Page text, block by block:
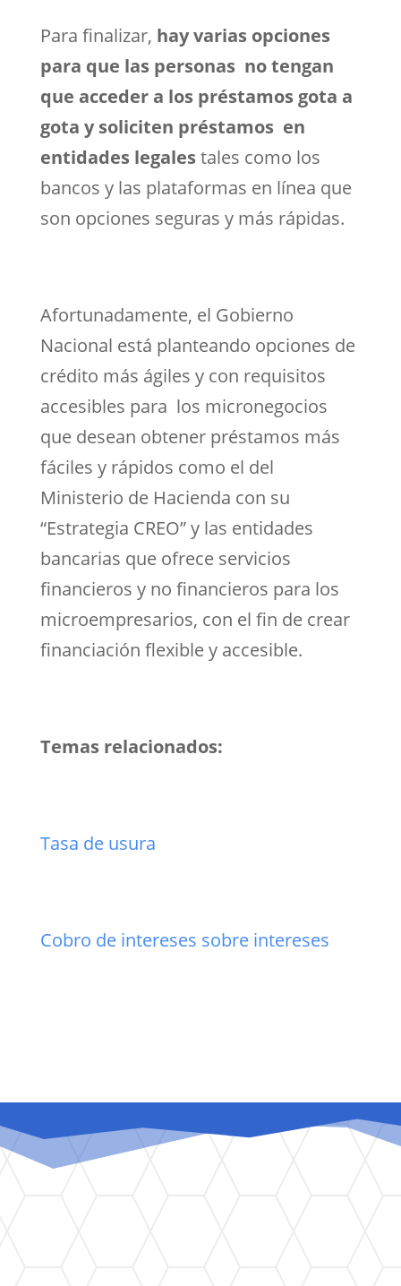
Para finalizar, hay varias opciones
para que las personas no tengan
que acceder a los préstamos gota a
gota y soliciten préstamos en
entidades legalestales como los
bancos y las plataformas en línea que
son opciones seguras y más rápidas.
Afortunadamente, el Gobierno
Nacional está planteando opciones de
crédito más ágiles y con requisitos
accesibles para los micronegocios
que desean obtener préstamos más
fáciles y rápidos como el del
Ministerio de Hacienda con su
“Estrategia CREO” y las entidades
bancarias que ofrece servicios
financieros y no financieros para los
microempresarios, con el fin de crear
financiación flexible y accesible.
Temas relacionados:
Tasa de usura
Cobro de intereses sobre intereses